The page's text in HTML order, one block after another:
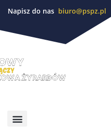
Napisz do nas biuro@pspz.pl